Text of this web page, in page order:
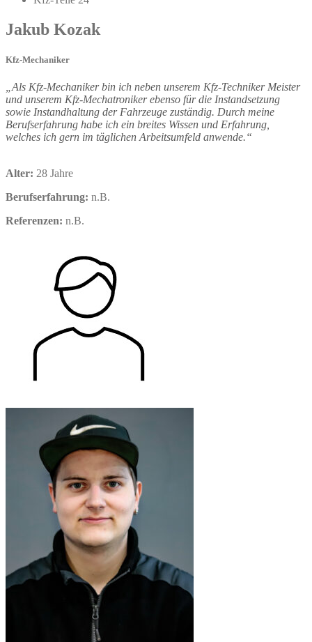
Jakub Kozak
Kfz-Mechaniker
„Als Kfz-Mechaniker bin ich neben unserem Kfz-Techniker Meister
und unserem Kfz-Mechatroniker ebenso für die Instandsetzung
sowie Instandhaltung der Fahrzeuge zuständig. Durch meine
Berufserfahrung habe ich ein breites Wissen und Erfahrung,
welches ich gern im täglichen Arbeitsumfeld anwende.“
Alter: 28 Jahre
Berufserfahrung: n.B.
Referenzen: n.B.